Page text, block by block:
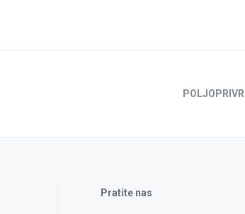
Pratite nas